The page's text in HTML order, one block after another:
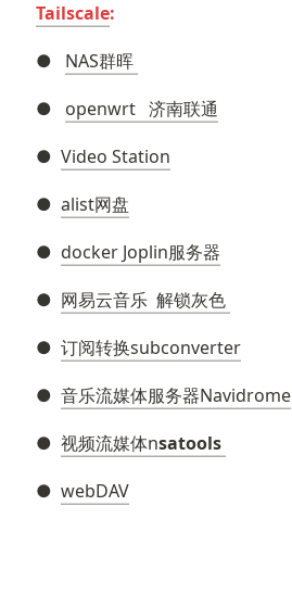
Tailscale:
● NAS群晖
● openwrt   济南联通
● Video Station
● alist网盘
● docker Joplin服务器
● 网易云音乐  解锁灰色
● 订阅转换subconverter
● 音乐流媒体服务器Navidrome
● 视频流媒体nsatools
● webDAV